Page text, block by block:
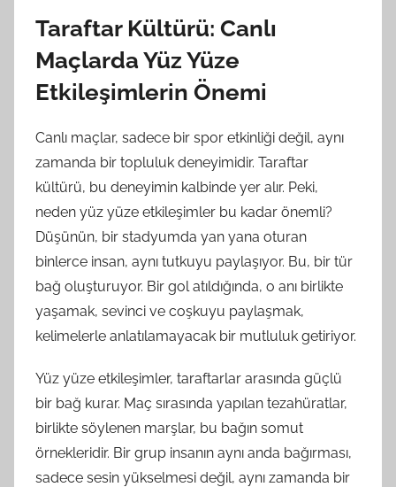
Taraftar Kültürü: Canlı
Maçlarda Yüz Yüze
Etkileşimlerin Önemi
Canlı maçlar, sadece bir spor etkinliği değil, aynı
zamanda bir topluluk deneyimidir. Taraftar
kültürü, bu deneyimin kalbinde yer alır. Peki,
neden yüz yüze etkileşimler bu kadar önemli?
Düşünün, bir stadyumda yan yana oturan
binlerce insan, aynı tutkuyu paylaşıyor. Bu, bir tür
bağ oluşturuyor. Bir gol atıldığında, o anı birlikte
yaşamak, sevinci ve coşkuyu paylaşmak,
kelimelerle anlatılamayacak bir mutluluk getiriyor.
Yüz yüze etkileşimler, taraftarlar arasında güçlü
bir bağ kurar. Maç sırasında yapılan tezahüratlar,
birlikte söylenen marşlar, bu bağın somut
örnekleridir. Bir grup insanın aynı anda bağırması,
sadece sesin yükselmesi değil, aynı zamanda bir